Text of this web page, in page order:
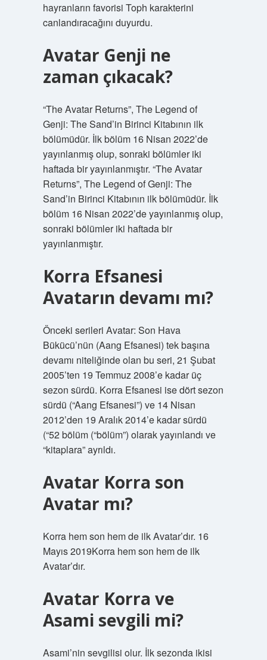
hayranların favorisi Toph karakterini
canlandıracağını duyurdu.
Avatar Genji ne
zaman çıkacak?
“The Avatar Returns”, The Legend of
Genji: The Sand’in Birinci Kitabının ilk
bölümüdür. İlk bölüm 16 Nisan 2022’de
yayınlanmış olup, sonraki bölümler iki
haftada bir yayınlanmıştır. “The Avatar
Returns”, The Legend of Genji: The
Sand’in Birinci Kitabının ilk bölümüdür. İlk
bölüm 16 Nisan 2022’de yayınlanmış olup,
sonraki bölümler iki haftada bir
yayınlanmıştır.
Korra Efsanesi
Avatarın devamı mı?
Önceki serileri Avatar: Son Hava
Bükücü’nün (Aang Efsanesi) tek başına
devamı niteliğinde olan bu seri, 21 Şubat
2005’ten 19 Temmuz 2008’e kadar üç
sezon sürdü. Korra Efsanesi ise dört sezon
sürdü (“Aang Efsanesi”) ve 14 Nisan
2012’den 19 Aralık 2014’e kadar sürdü
(“52 bölüm (“bölüm”) olarak yayınlandı ve
“kitaplara” ayrıldı.
Avatar Korra son
Avatar mı?
Korra hem son hem de ilk Avatar’dır. 16
Mayıs 2019Korra hem son hem de ilk
Avatar’dır.
Avatar Korra ve
Asami sevgili mi?
Asami’nin sevgilisi olur. İlk sezonda ikisi